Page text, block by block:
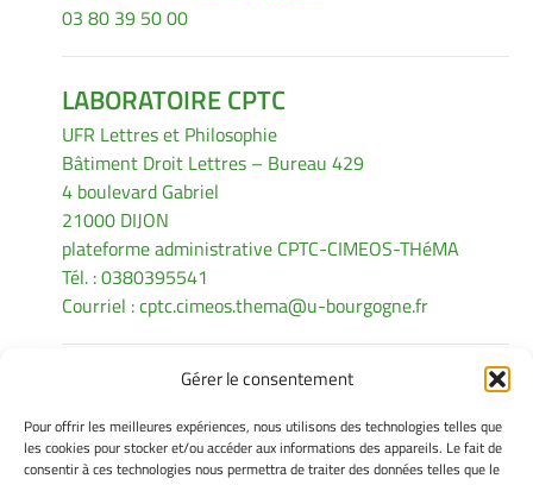
Gérer le consentement
Pour offrir les meilleures expériences, nous utilisons des technologies telles que
les cookies pour stocker et/ou accéder aux informations des appareils. Le fait de
consentir à ces technologies nous permettra de traiter des données telles que le
03 80 39 50 00
LABORATOIRE CPTC
UFR Lettres et Philosophie
Bâtiment Droit Lettres – Bureau 429
4 boulevard Gabriel
21000 DIJON
plateforme administrative CPTC-CIMEOS-THéMA
Tél. : 0380395541
Courriel :cptc.cimeos.thema@u-bourgogne.fr
INFORMATIONS LÉGALES
Mentions légales
Gérer mes cookies